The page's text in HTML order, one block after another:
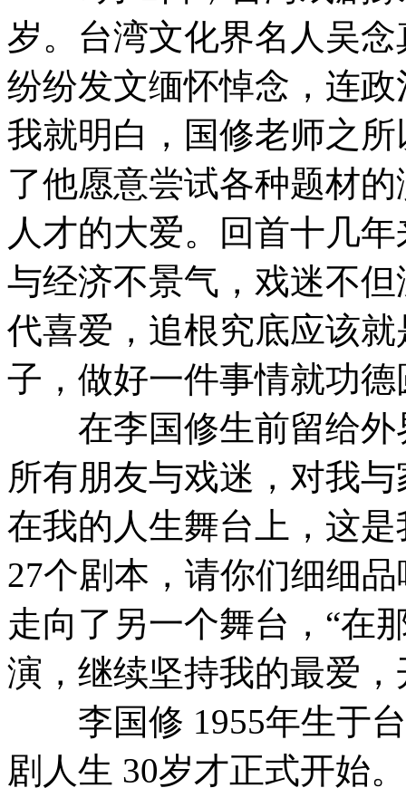
岁。台湾文化界名人吴
纷纷发文缅怀悼念，连
我就明白，国修老师之
了他愿意尝试各种题材
人才的大爱。回首十几
与经济不景气，戏迷不
代喜爱，追根究底应该
子，做好一件事情就功
在李国修生前留给外
所有朋友与戏迷，对我
在我的人生舞台上，这
27个剧本，请你们细细
走向了另一个舞台，“在
演，继续坚持我的最爱
李国修 1955年生于台
剧人生 30岁才正式开始